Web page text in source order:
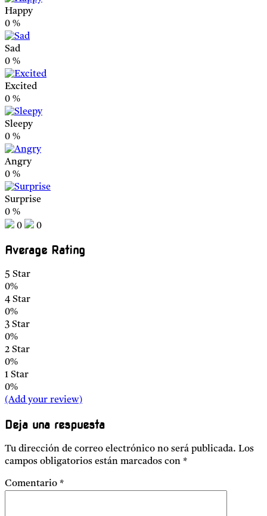
Happy
0 %
Sad
0 %
Excited
0 %
Sleepy
0 %
Angry
0 %
Surprise
0 %
0
0
Average Rating
5 Star
0%
4 Star
0%
3 Star
0%
2 Star
0%
1 Star
0%
(Add your review)
Deja una respuesta
Tu dirección de correo electrónico no será publicada. Los
campos obligatorios están marcados con *
Comentario *